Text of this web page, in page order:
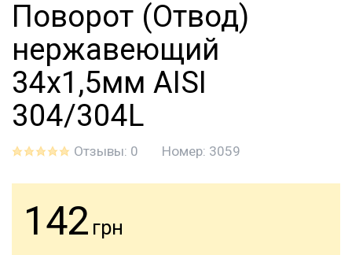
Поворот (Отвод)
нержавеющий
34x1,5мм AISI
304/304L
Отзывы: 0 Номер: 3059
142 грн